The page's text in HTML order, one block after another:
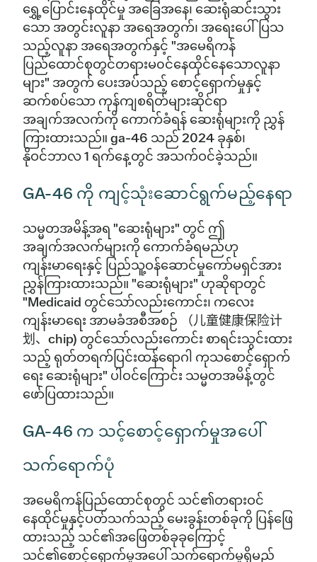
ရွှေ့ပြောင်းနေထိုင်မှု အခြေအနေ၊ ဆေးရုံဆင်းသွား
သော အတွင်းလူနာ အရေအတွက်၊ အရေးပေါ်ပြသ
သည့်လူနာ အရေအတွက်နှင့် "အမေရိကန်
ပြည်ထောင်စုတွင်တရားမ၀င်နေထိုင်နေသောလူနာ
များ" အတွက် ပေးအပ်သည့် စောင့်ရှောက်မှုနှင့်
ဆက်စပ်သော ကုန်ကျစရိတ်များဆိုင်ရာ
အချက်အလက်ကို ကောက်ခံရန် ဆေးရုံများကို ညွှန်
ကြားထားသည်။ ga-46 သည် 2024 ခုနှစ်၊
နိုဝင်ဘာလ 1 ရက်နေ့တွင် အသက်ဝင်ခဲ့သည်။
GA-46 ကို ကျင့်သုံးဆောင်ရွက်မည့်နေရာ
သမ္မတအမိန့်အရ "ဆေးရုံများ" တွင် ဤ
အချက်အလက်များကို ကောက်ခံရမည်ဟု
ကျန်းမာရေးနှင့် ပြည်သူ့ဝန်ဆောင်မှုကော်မရှင်အား
ညွှန်ကြားထားသည်။ "ဆေးရုံများ" ဟုဆိုရာတွင်
"Medicaid တွင်သော်လည်းကောင်း၊ ကလေး
ကျန်းမာရေး အာမခံအစီအစဉ် （儿童健康保险计
划、chip) တွင်သော်လည်းကောင်း စာရင်းသွင်းထား
သည့် ရုတ်တရက်ပြင်းထန်ရောဂါ ကုသစောင့်ရှောက်
ရေး ဆေးရုံများ" ပါဝင်ကြောင်း သမ္မတအမိန့်တွင်
ဖော်ပြထားသည်။
GA-46 က သင့်စောင့်ရှောက်မှုအပေါ်
သက်ရောက်ပုံ
အမေရိကန်ပြည်ထောင်စုတွင် သင်၏တရားဝင်
နေထိုင်မှုနှင့်ပတ်သက်သည့် မေးခွန်းတစ်ခုကို ပြန်ဖြေ
ထားသည့် သင်၏အဖြေတစ်ခုခုကြောင့်
သင်၏စောင့်ရှောက်မှုအပေါ် သက်ရောက်မှုရှိမည်